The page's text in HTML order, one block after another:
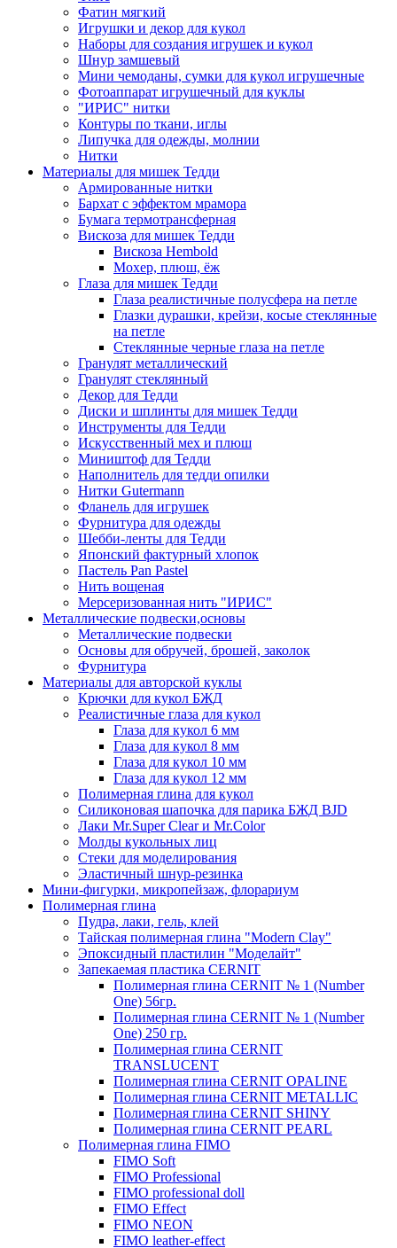
Фатин мягкий
Игрушки и декор для кукол
Наборы для создания игрушек и кукол
Шнур замшевый
Мини чемоданы, сумки для кукол игрушечные
Фотоаппарат игрушечный для куклы
"ИРИС" нитки
Контуры по ткани, иглы
Липучка для одежды, молнии
Нитки
Материалы для мишек Тедди
Армированные нитки
Бархат с эффектом мрамора
Бумага термотрансферная
Вискоза для мишек Тедди
Вискоза Hembold
Мохер, плюш, ёж
Глаза для мишек Тедди
Глаза реалистичные полусфера на петле
Глазки дурашки, крейзи, косые стеклянные
на петле
Стеклянные черные глаза на петле
Гранулят металлический
Гранулят стеклянный
Декор для Тедди
Диски и шплинты для мишек Тедди
Инструменты для Тедди
Искусственный мех и плюш
Миништоф для Тедди
Наполнитель для тедди опилки
Нитки Gutermann
Фланель для игрушек
Фурнитура для одежды
Шебби-ленты для Тедди
Японский фактурный хлопок
Пастель Pan Pastel
Нить вощеная
Мерсеризованная нить "ИРИС"
Металлические подвески,основы
Металлические подвески
Основы для обручей, брошей, заколок
Фурнитура
Материалы для авторской куклы
Крючки для кукол БЖД
Реалистичные глаза для кукол
Глаза для кукол 6 мм
Глаза для кукол 8 мм
Глаза для кукол 10 мм
Глаза для кукол 12 мм
Полимерная глина для кукол
Силиконовая шапочка для парика БЖД BJD
Лаки Mr.Super Clear и Mr.Color
Молды кукольных лиц
Стеки для моделирования
Эластичный шнур-резинка
Мини-фигурки, микропейзаж, флорариум
Полимерная глина
Пудра, лаки, гель, клей
Тайская полимерная глина "Modern Clay"
Эпоксидный пластилин "Моделайт"
Запекаемая пластика CERNIT
Полимерная глина CERNIT № 1 (Number
One) 56гр.
Полимерная глина CERNIT № 1 (Number
One) 250 гр.
Полимерная глина CERNIT
TRANSLUCENT
Полимерная глина CERNIT OPALINE
Полимерная глина CERNIT METALLIC
Полимерная глина CERNIT SHINY
Полимерная глина CERNIT PEARL
Полимерная глина FIMO
FIMO Soft
FIMO Professional
FIMO professional doll
FIMO Effect
FIMO NEON
FIMO leather-effect